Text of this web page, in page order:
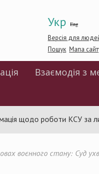
Укр Eng
Версія для
Пошук Мапа
Взаємодія з
щодо роботи КСУ за
воєнного стану: Суд